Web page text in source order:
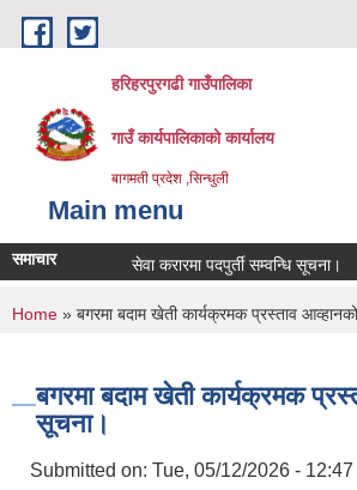
Skip to main content
हरिहरपुरगढी गाउँपालिका
गाउँ कार्यपालिकाको कार्यालय
बागमती प्रदेश ,सिन्धुली
Main menu
समाचार सेवा करारमा पदपुर्ती सम्वन्धि सूचना।
You are here
Home » बगरमा बदाम खेती कार्यक्रमक प्रस्ताव
बगरमा बदाम खेती कार्यक्रमक
सूचना।
Submitted on: Tue, 05/12/2026 - 12:47